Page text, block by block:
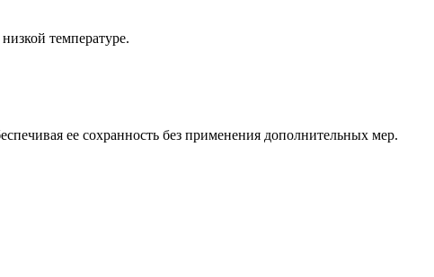
температуре.
ее сохранность без применения дополнительных мер.